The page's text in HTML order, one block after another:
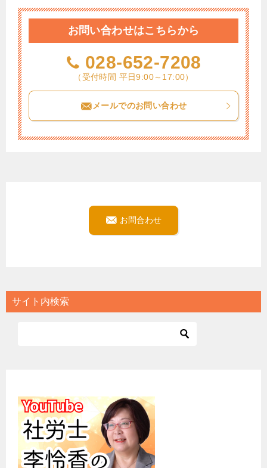
お問い合わせはこちらから
028-652-7208
（受付時間 平日9:00～17:00）
メールでのお問い合わせ
お問合わせ
サイト内検索